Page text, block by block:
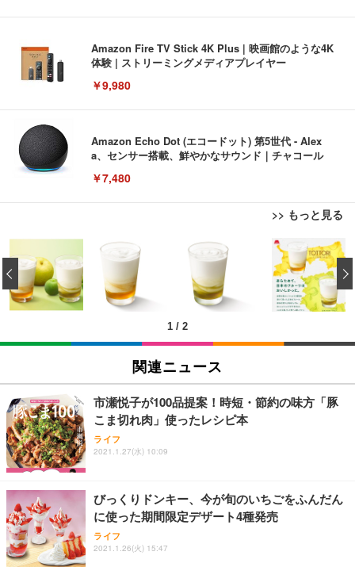
Amazon Fire TV Stick 4K Plus | 映画館のような4K
体験 | ストリーミングメディアプレイヤー
￥9,980
Amazon Echo Dot (エコードット) 第5世代 - Alex
a、センサー搭載、鮮やかなサウンド｜チャコール
￥7,480
>> もっと見る
[EdoErgo] オフィスチェア 椅子 テレワーク 疲れな
い 跳ね上げ式アームレスト コンパクト 約105度ロッ
キング pc 事務椅子 360度回転 座面昇降 強化ナイロ
ン樹脂ベース 通気性メッシュ 在宅ワーク H-WY01
(黒網+黒枠+黒足)
￥5,699
SIHOO B100 オフィスチェア／デスクチェア メッシ
ュチェア 人間工学 疲れない ブラック
￥27,999
Sezlife オフィスチェア デスクチェア 疲れない テレ
ワーク チェア 強化バックレスト 30度ロッキング機
能 人間工学 椅子 腰サポート 90度跳ね上げ式アーム
務用 おしゃれ パソコンチェア (ブラック)
Sezlife オフィスチェア デスクチェア 疲れない テレ
ワーク チェア 強化バックレスト 30度ロッキング機
能 人間工学 椅子 腰サポート 90度跳ね上げ式アーム
EIZO ビジネス向けプレミアムモニター | FlexScan
EV3240X-WT | 31.5型4K UHD・USB Type-C・ホワ
￥105,595
EIZO ビジネス向けプレミアムモニター | FlexScan
￥109,572
【純正品】27"ゲーミングモニター DualSense 充電
フック付き（CFI-ZDM1J）
【整備済み品】Dell E2724HS 27インチ 液晶モニタ
ー フルHD（1920×1080）VA 非光沢 HDMI/DisplayP
ort/VGA スピーカー内蔵 高さ調整 スイベル VESA対
Amazonベーシック ペットシーツ 薄型 レギュラー 1
回使い捨て 無香料 ホワイト 300枚
￥3,373
Amazonベーシック ペットシーツ 厚型 ワイド 42枚
x2袋(84枚) ホワイト(吸収面:ライトブルー)
￥3,234
ネオ・ルーライフ ネオ・オムツ L 中型犬用 26枚入
り 単品
Smart Basic(スマートベーシック) 【Amazon.co.jp
限定】 Smart Basic アイリスオーヤマ ペットシーツ
超厚型 お徳用 ワイド 100枚入 (x 1) (ケース販売)
1 / 2
‹
関連ニュース
市瀬悦子が100品提案！時短・節約の味方「豚
こま切れ肉」使ったレシピ本
ライフ
2021.1.27(水) 10:09
びっくりドンキー、今が旬のいちごをふんだん
に使った期間限定デザート4種発売
ライフ
2021.1.26(火) 15:47